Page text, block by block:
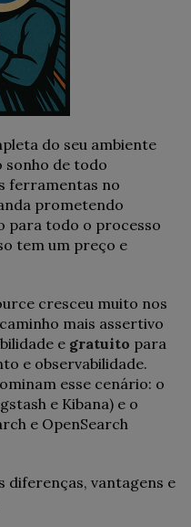
do seu ambiente
sonho de todo
ferramentas no
prometendo
para todo o processo
tem um preço e
cresceu muito nos
mais assertivo
e gratuito para
e observabilidade.
esse cenário: o
e Kibana) e o
e OpenSearch
diferenças, vantagens e